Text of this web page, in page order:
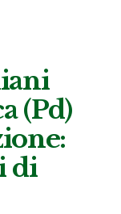
(Pd)
di